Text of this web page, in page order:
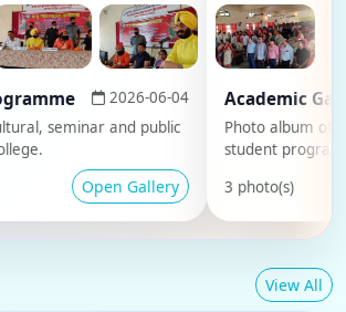
2026-06-04
and public
Open Gallery
Photo album of
student programme
3 photo(s)
View All